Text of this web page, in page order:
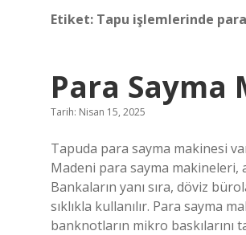
Etiket: Tapu işlemlerinde
Para
Tarih: Nisan 15, 2025
Tapuda para sayma makinesi
Madeni para sayma makineleri,
Bankaların yanı sıra, döviz
sıklıkla kullanılır. Para sayma
banknotların mikro baskılarını